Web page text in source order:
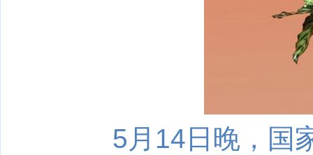
5月14日晚，国